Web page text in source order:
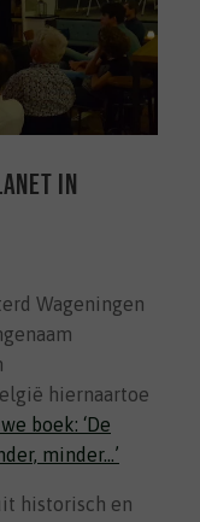
in
Wageningen
hiernaartoe
boek: ‘De
minder…’
historisch en